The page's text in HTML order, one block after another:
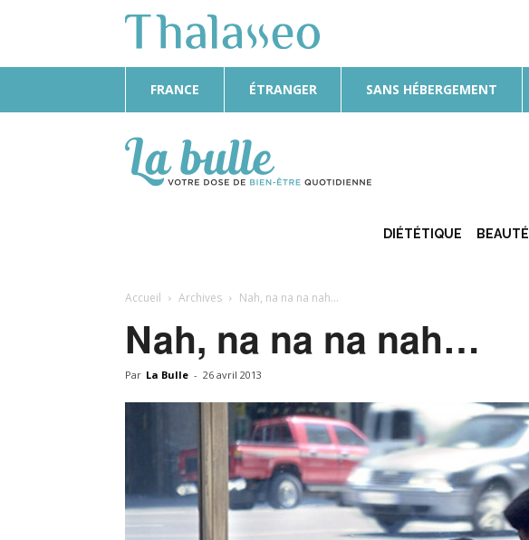
FRANCE ÉTRANGER SANS HÉBERGEMENT
Bulle
DIÉTÉTIQUE BEAUTÉ
Accueil Archives Nah, na na na nah…
Nah, na na na nah…
Par La Bulle - 26 avril 2013